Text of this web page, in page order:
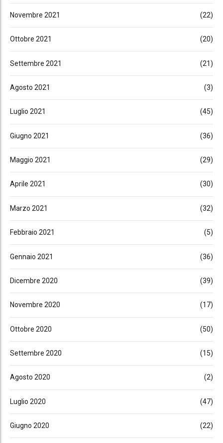
Novembre 2021 (22)
Ottobre 2021 (20)
Settembre 2021 (21)
Agosto 2021 (3)
Luglio 2021 (45)
Giugno 2021 (36)
Maggio 2021 (29)
Aprile 2021 (30)
Marzo 2021 (32)
Febbraio 2021 (5)
Gennaio 2021 (36)
Dicembre 2020 (39)
Novembre 2020 (17)
Ottobre 2020 (50)
Settembre 2020 (15)
Agosto 2020 (2)
Luglio 2020 (47)
Giugno 2020 (22)